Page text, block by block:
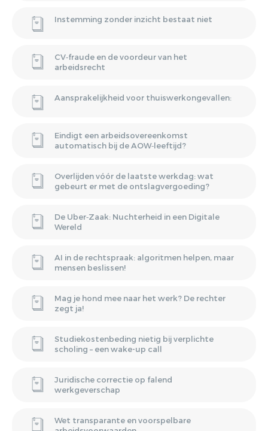
Instemming zonder inzicht bestaat niet
CV‑fraude en de voordeur van het
arbeidsrecht
Aansprakelijkheid voor thuiswerkongevallen:
Eindigt een arbeidsovereenkomst
automatisch bij de AOW‑leeftijd?
Overlijden vóór de laatste werkdag: wat
gebeurt er met de ontslagvergoeding?
De Uber‑Zaak: Nuchterheid in een Digitale
Wereld
AI in de rechtspraak: algoritmen helpen, maar
mensen beslissen!
Mag je hond mee naar het werk? De rechter
zegt ja!
Studiekostenbeding nietig bij verplichte
scholing – een wake-up call
Juridische correctie op falend
werkgeverschap
Wet transparante en voorspelbare
vestibulum massa. Fusce eu lacinia